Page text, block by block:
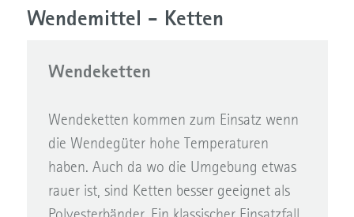
Wendemittel - Ketten
Wendeketten
Wendeketten kommen zum Einsatz wenn
die Wendegüter hohe Temperaturen
haben. Auch da wo die Umgebung etwas
rauer ist, sind Ketten besser geeignet als